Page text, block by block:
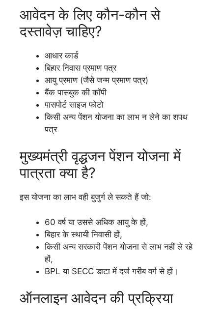
आवेदन के लिए कौन-कौन से
दस्तावेज़ चाहिए?
आधार कार्ड
बिहार निवास प्रमाण पत्र
आयु प्रमाण (जैसे जन्म प्रमाण पत्र)
बैंक पासबुक की कॉपी
पासपोर्ट साइज फोटो
किसी अन्य पेंशन योजना का लाभ न लेने का शपथ
पत्र
मुख्यमंत्री वृद्धजन पेंशन योजना में
पात्रता क्या है?
इस योजना का लाभ वही बुजुर्ग ले सकते हैं जो:
60 वर्ष या उससे अधिक आयु के हों,
बिहार के स्थायी निवासी हों,
किसी अन्य सरकारी पेंशन योजना से लाभ नहीं ले रहे
हों,
BPL या SECC डाटा में दर्ज गरीब वर्ग से हों।
ऑनलाइन आवेदन की प्रक्रिया